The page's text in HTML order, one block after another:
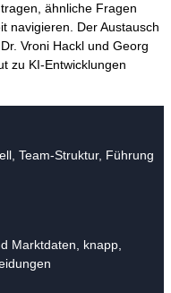
ähnliche Fragen
navigieren. Der Austausch
Vroni Hackl und Georg
zu KI-Entwicklungen
Team-Struktur, Führung
Marktdaten, knapp,